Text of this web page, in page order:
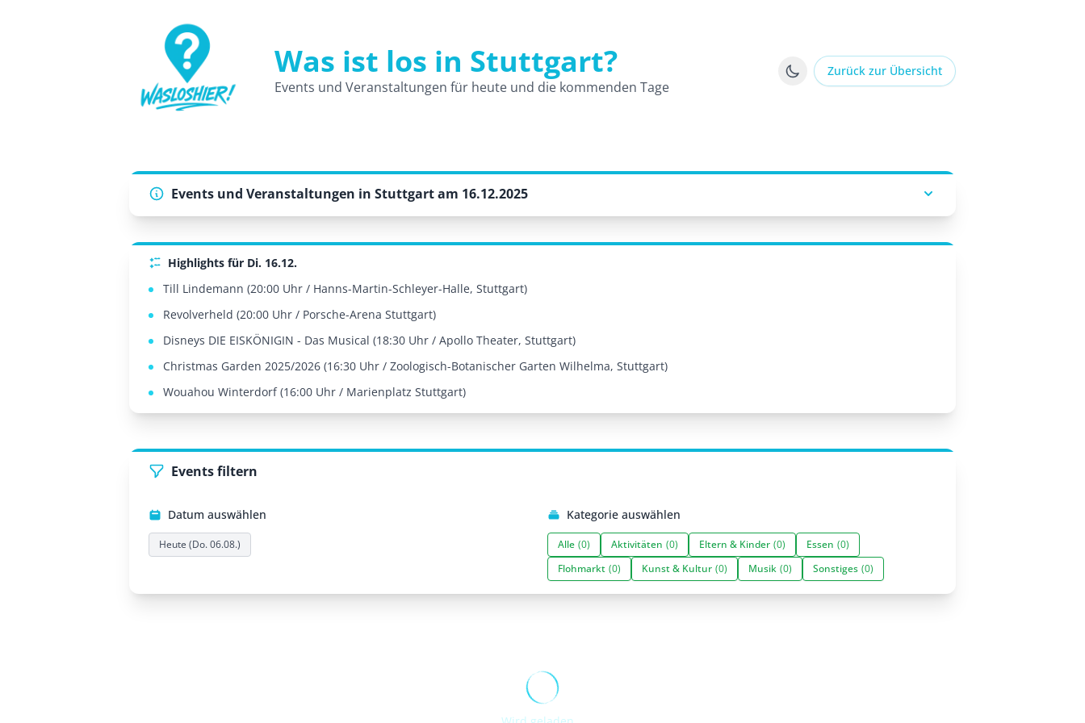
WasLosHier - Dein Portal für Events und Veranstaltungen
Was ist los in Stuttgart?
Events und Veranstaltungen für heute und die kommenden Tage
Zurück zur Übersicht
Events und Veranstaltungen in Stuttgart am 16.12.2025
Highlights für Di. 16.12.
Till Lindemann (20:00 Uhr / Hanns-Martin-Schleyer-Halle, Stuttgart)
Revolverheld (20:00 Uhr / Porsche-Arena Stuttgart)
Disneys DIE EISKÖNIGIN - Das Musical (18:30 Uhr / Apollo Theater, Stuttgart)
Christmas Garden 2025/2026 (16:30 Uhr / Zoologisch-Botanischer Garten Wilhelma, Stuttgart)
Wouahou Winterdorf (16:00 Uhr / Marienplatz Stuttgart)
Events filtern
Datum auswählen
Heute (Do. 06.08.)
Kategorie auswählen
Alle (0) Aktivitäten (0) Eltern & Kinder (0) Essen (0)
Flohmarkt (0) Kunst & Kultur (0) Musik (0) Sonstiges (0)